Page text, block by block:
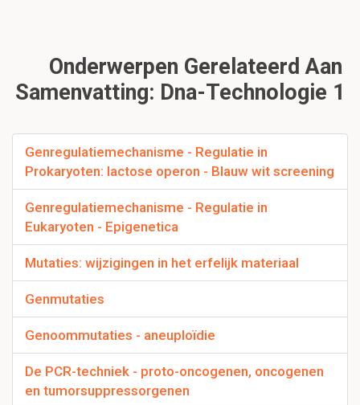
Onderwerpen Gerelateerd Aan
Samenvatting: Dna-Technologie 1
Genregulatiemechanisme - Regulatie in
Prokaryoten: lactose operon - Blauw wit screening
Genregulatiemechanisme - Regulatie in
Eukaryoten - Epigenetica
Mutaties: wijzigingen in het erfelijk materiaal
Genmutaties
Genoommutaties - aneuploïdie
De PCR-techniek - proto-oncogenen, oncogenen
en tumorsuppressorgenen